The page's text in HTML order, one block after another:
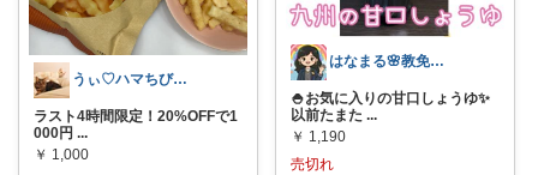
うぃ♡ハマちびも宜しく(*´∇`)ﾉ
ラスト4時間限定！20%OFFで1
000円 ...
￥ 1,000
はなまる🌸教免ママの、心地よい暮らし。
🍚お気に入りの甘口しょうゆ✨
以前たまた ...
￥ 1,190
売切れ